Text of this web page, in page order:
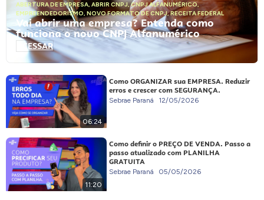
ABERTURA DE EMPRESA, ABRIR CNPJ,CNPJ ALFANUMÉRICO,
EMPREENDEDORISMO, NOVO FORMATO DE CNPJ,RECEITA FEDERAL
Vai abrir uma empresa? Entenda como
funciona o novo CNPJ Alfanumérico
ACESSAR
06:24
Como ORGANIZAR sua EMPRESA. Reduzir
erros e crescer com SEGURANÇA.
Sebrae Paraná 12/05/2026
11:20
Como definir o PREÇO DE VENDA. Passo a
passo atualizado com PLANILHA
GRATUITA
Sebrae Paraná 05/05/2026